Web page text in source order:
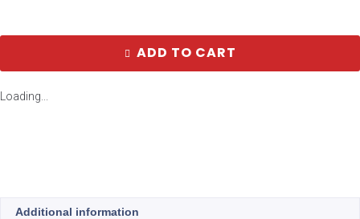
ADD TO CART
Loading...
Additional information